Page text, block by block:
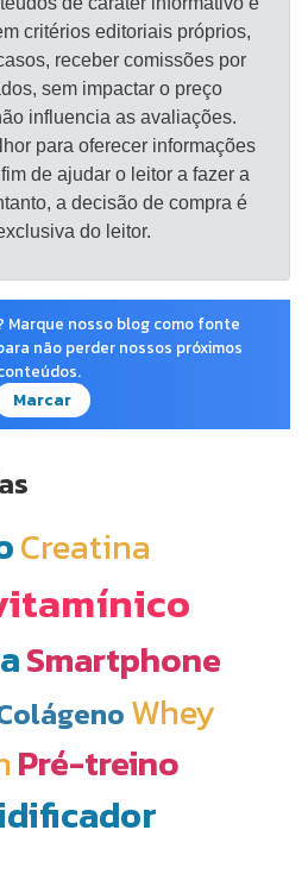
critérios editoriais próprios,
receber comissões por
sem impactar o preço
influencia as avaliações.
para oferecer informações
de ajudar o leitor a fazer a
a decisão de compra é
do leitor.
Marque nosso blog como fonte
não perder nossos próximos
Marcar
Creatina
Smartphone
Whey
Pré-treino